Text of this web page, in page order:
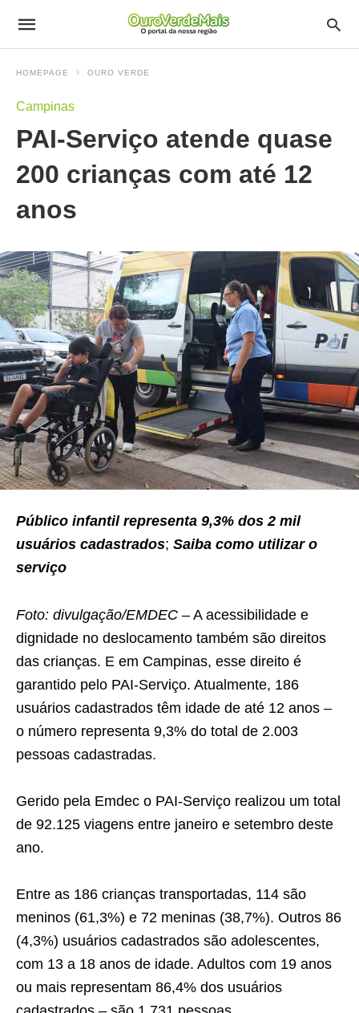
HOMEPAGE OURO VERDE
Campinas
PAI-Serviço atende quase
200 crianças com até 12
anos
Público infantil representa 9,3% dos 2 mil
usuários cadastrados; Saiba como utilizar o
serviço
Foto: divulgação/EMDEC – A acessibilidade e
dignidade no deslocamento também são direitos
das crianças. E em Campinas, esse direito é
garantido pelo PAI-Serviço. Atualmente, 186
usuários cadastrados têm idade de até 12 anos –
o número representa 9,3% do total de 2.003
pessoas cadastradas.
Gerido pela Emdec o PAI-Serviço realizou um total
de 92.125 viagens entre janeiro e setembro deste
ano.
Entre as 186 crianças transportadas, 114 são
meninos (61,3%) e 72 meninas (38,7%). Outros 86
(4,3%) usuários cadastrados são adolescentes,
com 13 a 18 anos de idade. Adultos com 19 anos
ou mais representam 86,4% dos usuários